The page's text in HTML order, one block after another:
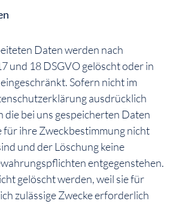
Daten werden nach
und 18 DSGVO gelöscht oder in
Sofern nicht im
ausdrücklich
die bei uns gespeicherten Daten
für ihre Zweckbestimmung nicht
und der Löschung keine
entgegenstehen.
gelöscht werden, weil sie für
zulässige Zwecke erforderlich